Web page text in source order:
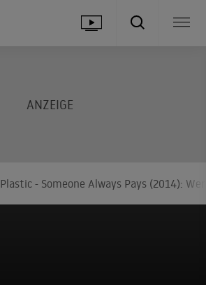
Plastic - Someone Always Pays (2014):